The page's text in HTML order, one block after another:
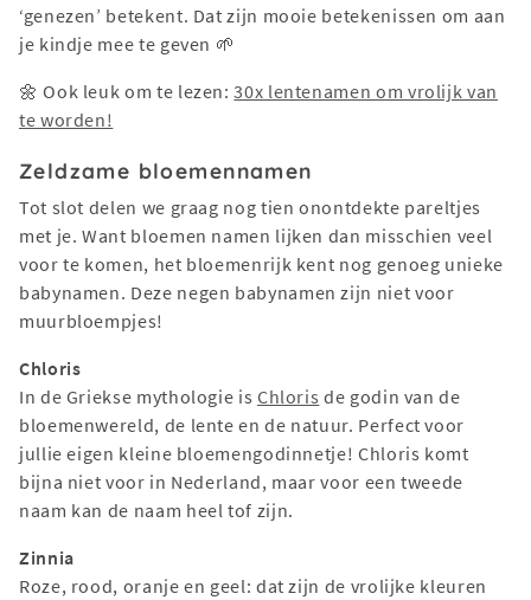
‘genezen’ betekent. Dat zijn mooie betekenissen om aan
je kindje mee te geven 🌱
🌼 Ook leuk om te lezen:30x lentenamen om vrolijk van
te worden!
Zeldzame bloemennamen
Tot slot delen we graag nog tien onontdekte pareltjes
met je. Want bloemen namen lijken dan misschien veel
voor te komen, het bloemenrijk kent nog genoeg unieke
babynamen. Deze negen babynamen zijn niet voor
muurbloempjes!
Chloris
In de Griekse mythologie is Chloris de godin van de
bloemenwereld, de lente en de natuur. Perfect voor
jullie eigen kleine bloemengodinnetje! Chloris komt
bijna niet voor in Nederland, maar voor een tweede
naam kan de naam heel tof zijn.
Zinnia
Roze, rood, oranje en geel: dat zijn de vrolijke kleuren